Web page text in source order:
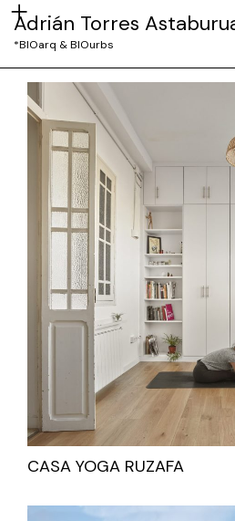
Adrián Torres
*BIOarq & BIOurbs
CASA YOGA RUZAFA